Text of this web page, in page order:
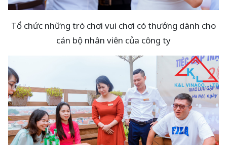
Tổ chức những trò chơi vui chơi có thưởng dành cho
cán bộ nhân viên của công ty